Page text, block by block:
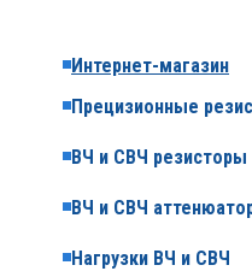
Интернет-магазин
Прецизионные
ВЧ и СВЧ резисторы
ВЧ и СВЧ
Нагрузки ВЧ и СВЧ